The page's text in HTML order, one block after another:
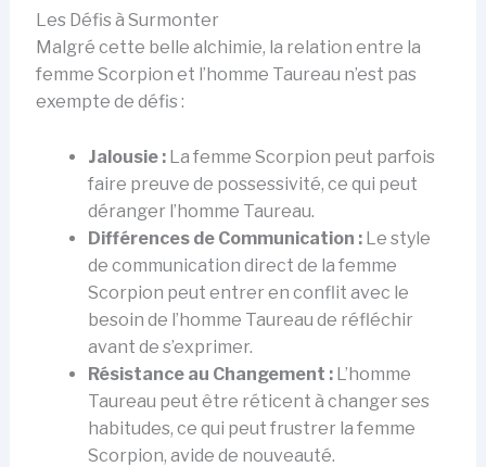
Les Défis à Surmonter
Malgré cette belle alchimie, la relation entre la
femme Scorpion et l’homme Taureau n’est pas
exempte de défis :
Jalousie :La femme Scorpion peut parfois
faire preuve de possessivité, ce qui peut
déranger l’homme Taureau.
Différences de Communication :Le style
de communication direct de la femme
Scorpion peut entrer en conflit avec le
besoin de l’homme Taureau de réfléchir
avant de s’exprimer.
Résistance au Changement :L’homme
Taureau peut être réticent à changer ses
habitudes, ce qui peut frustrer la femme
Scorpion, avide de nouveauté.